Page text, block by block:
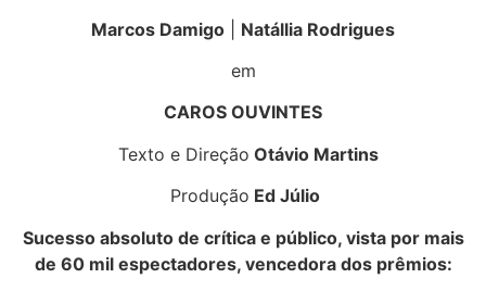
Marcos Damigo
Natállia Rodrigues
em
CAROS OUVINTES
Texto e Direção Otávio Martins
Produção Ed Júlio
Sucesso absoluto de crítica e público, vista por mais
de 60 mil espectadores, vencedora dos prêmios: